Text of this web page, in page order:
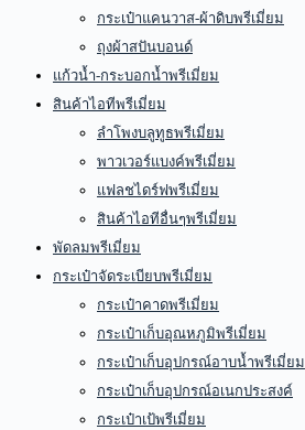
กระเป๋าแคนวาส-ผ้าดิบพรีเมี่ยม
ถุงผ้าสปันบอนด์
แก้วน้ำ-กระบอกน้ำพรีเมี่ยม
สินค้าไอทีพรีเมี่ยม
ลำโพงบลูทูธพรีเมี่ยม
พาวเวอร์แบงค์พรีเมี่ยม
แฟลชไดร์ฟพรีเมี่ยม
สินค้าไอทีอื่นๆพรีเมี่ยม
พัดลมพรีเมี่ยม
กระเป๋าจัดระเบียบพรีเมี่ยม
กระเป๋าคาดพรีเมี่ยม
กระเป๋าเก็บอุณหภูมิพรีเมี่ยม
กระเป๋าเก็บอุปกรณ์อาบน้ำพรีเมี่ยม
กระเป๋าเก็บอุปกรณ์อเนกประสงค์
กระเป๋าเป้พรีเมี่ยม